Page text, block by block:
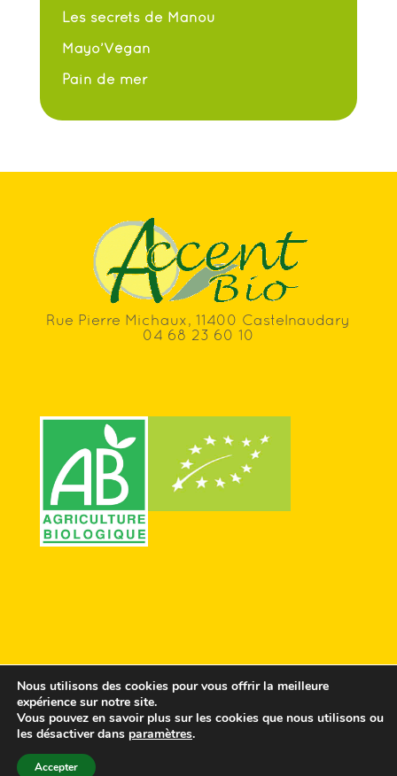
Les secrets de Manou
Mayo’Végan
Pain de mer
Rue Pierre Michaux, 11400 Castelnaudary
04 68 23 60 10
© Conception AgencesComScience&
Cosiweb
Nous utilisons des cookies pour vous offrir la meilleure
expérience sur notre site.
Vous pouvez en savoir plus sur les cookies que nous utilisons ou
les désactiver dans paramètres.
Accepter